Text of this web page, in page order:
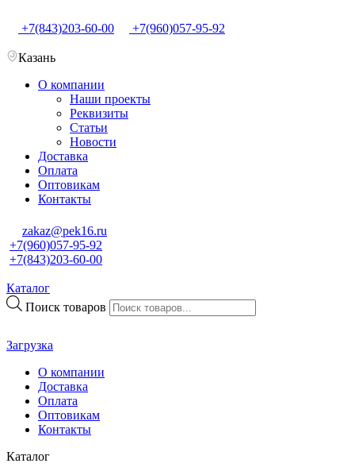
+7(843)203-60-00 +7(960)057-95-92
Казань
О компании
Наши проекты
Реквизиты
Статьи
Новости
Доставка
Оплата
Оптовикам
Контакты
zakaz@pek16.ru
+7(960)057-95-92
+7(843)203-60-00
Каталог
Поиск товаров
Загрузка
О компании
Доставка
Оплата
Оптовикам
Контакты
Каталог